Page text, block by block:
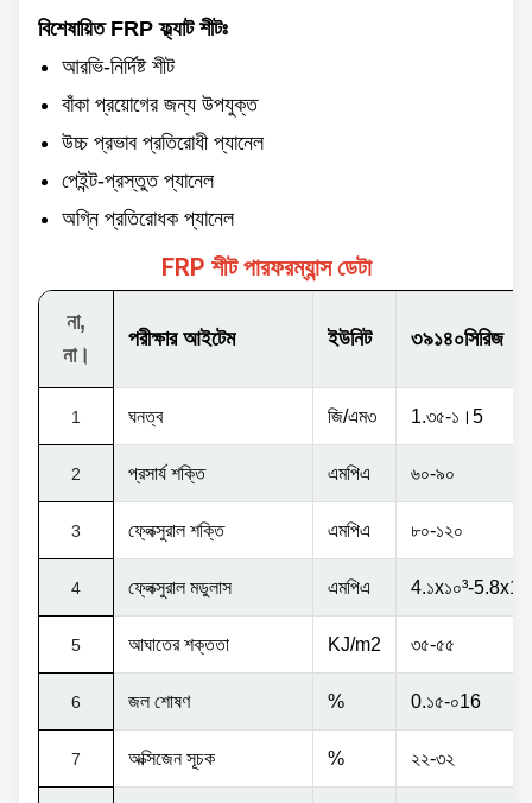
রঙ
ব্যক্তিগতকৃত
পিছনের দিক
মসৃণ
রুক্ষ
বেধ
৩৫০০ মিমি
দৈর্ঘ্য
60/100/120m & কাস্টমাইজড
বিশেষায়িত FRP ফ্ল্যাট শীটঃ
আরভি-নির্দিষ্ট শীট
বাঁকা প্রয়োগের জন্য উপযুক্ত
উচ্চ প্রভাব প্রতিরোধী প্যানেল
পেইন্ট-প্রস্তুত প্যানেল
অগ্নি প্রতিরোধক প্যানেল
FRP শীট পারফরম্যান্স ডেটা
না,
না।
পরীক্ষার আইটেম ইউনিট ৩৯১৪০সিরিজ
1 ঘনত্ব জি/এম৩ 1.৩৫-১।5
2 প্রসার্য শক্তি এমপিএ ৬০-৯০
3 ফ্লেক্সুরাল শক্তি এমপিএ ৮০-১২০
4 ফ্লেক্সুরাল মডুলাস এমপিএ 4.১x১০³-5.8x10
5 আঘাতের শক্ততা KJ/m2 ৩৫-৫৫
6 জল শোষণ % 0.১৫-০16
7 অক্সিজেন সূচক % ২২-৩২